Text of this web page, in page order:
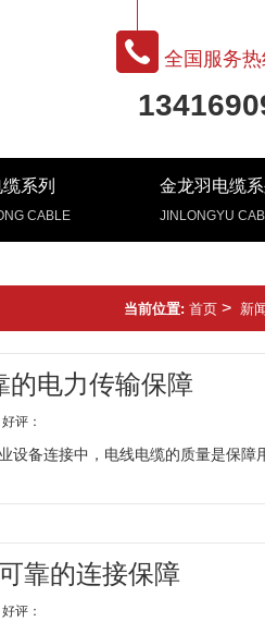
全国服务热
系列
CABLE
金龙羽电缆系
JINLONGYU
当前位置: 首页 > 新
的电力传输保障
好评：
设备连接中，电线电缆的质量是保障
靠的连接保障
好评：